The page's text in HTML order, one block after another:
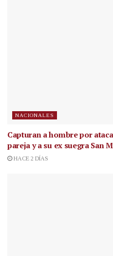
NACIONALES
Capturan a hombre por
pareja y a su ex suegra San
HACE 2 DÍAS